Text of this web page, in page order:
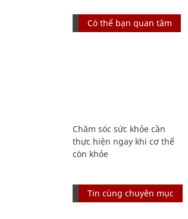
Có thể bạn quan tâm
Chăm sóc sức khỏe cần
thực hiện ngay khi cơ thể
còn khỏe
Tin cùng chuyên mục